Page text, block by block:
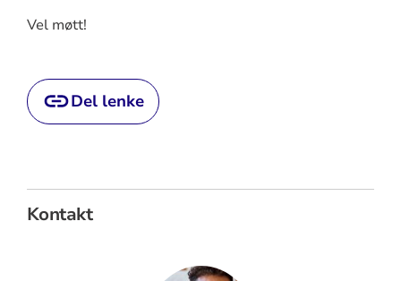
Vel møtt!
Del lenke
Kontakt